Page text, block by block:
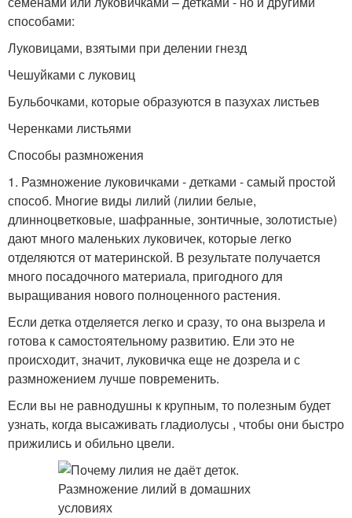
способами:
Луковицами, взятыми при делении гнезд
Чешуйками с луковиц
Бульбочками, которые образуются в пазухах листьев
Черенками листьями
Способы размножения
1. Размножение луковичками - детками - самый простой
способ. Многие виды лилий (лилии белые,
длинноцветковые, шафранные, зонтичные, золотистые)
дают много маленьких луковичек, которые легко
отделяются от материнской. В результате получается
много посадочного материала, пригодного для
выращивания нового полноценного растения.
Если детка отделяется легко и сразу, то она вызрела и
готова к самостоятельному развитию. Ели это не
происходит, значит, луковичка еще не дозрела и с
размножением лучше повременить.
Если вы не равнодушны к крупным, то полезным будет
узнать, когда высаживать гладиолусы , чтобы они быстро
прижились и обильно цвели.